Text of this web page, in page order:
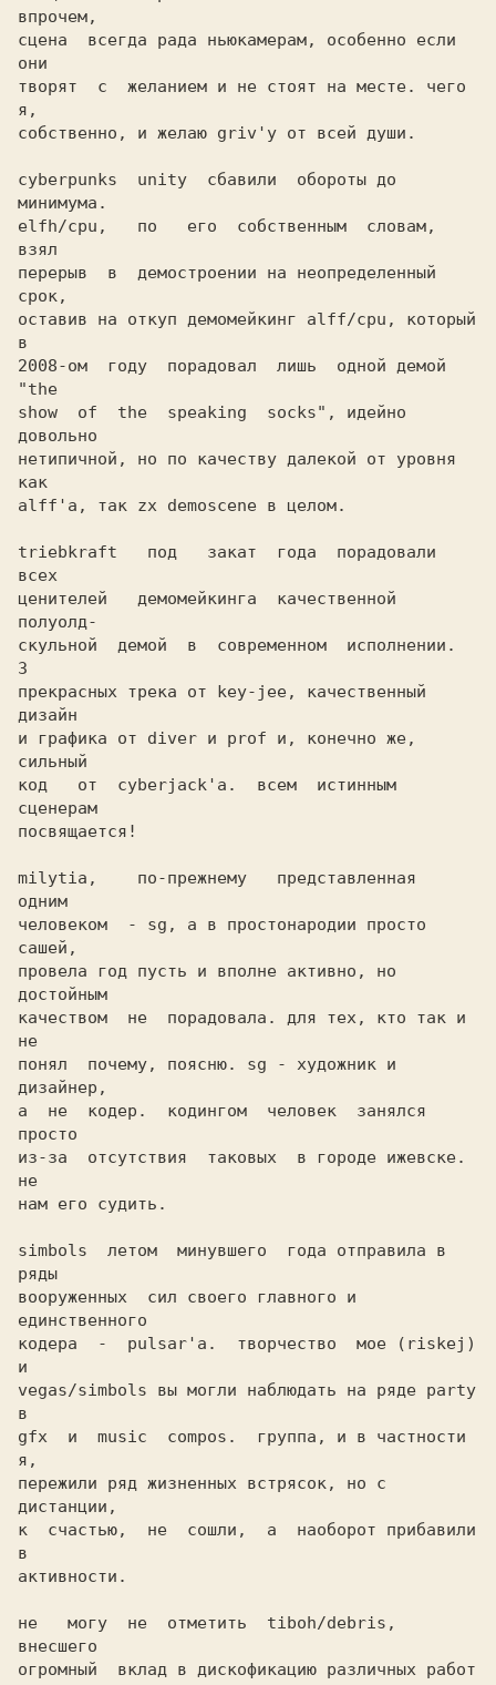
впрочем,
сцена  всегда рада ньюкамерам, особенно если
они
творят  с  желанием и не стоят на месте. чего
я,
собственно, и желаю griv'у от всей души.
cyberpunks  unity  сбавили  обороты до
минимума.
elfh/cpu,   по   его  собственным  словам,
взял
перерыв  в  демостроении на неопределенный
срок,
оставив на откуп демомейкинг alff/cpu, который
в
2008-ом  году  порадовал  лишь  одной демой
"the
show  of  the  speaking  socks", идейно
довольно
нетипичной, но по качеству далекой от уровня
как
alff'а, так zx demoscene в целом.
triebkraft   под   закат  года  порадовали
всех
ценителей   демомейкинга  качественной
полуолд-
скульной  демой  в  современном  исполнении.
3
прекрасных трека от key-jee, качественный
дизайн
и графика от diver и prof и, конечно же,
сильный
код   от  cyberjack'а.  всем  истинным
сценерам
посвящается!
milytia,    по-прежнему   представленная
одним
человеком  - sg, а в простонародии просто
сашей,
провела год пусть и вполне активно, но
достойным
качеством  не  порадовала. для тех, кто так и
не
понял  почему, поясню. sg - художник и
дизайнер,
а  не  кодер.  кодингом  человек  занялся
просто
из-за  отсутствия  таковых  в городе ижевске.
не
нам его судить.
simbols  летом  минувшего  года отправила в
ряды
вооруженных  сил своего главного и
единственного
кодера  -  pulsar'а.  творчество  мое (riskej)
и
vegas/simbols вы могли наблюдать на ряде party
в
gfx  и  music  compos.  группа, и в частности
я,
пережили ряд жизненных встрясок, но с
дистанции,
к  счастью,  не  сошли,  а  наоборот прибавили
в
активности.
не   могу  не  отметить  tiboh/debris,
внесшего
огромный  вклад в дискофикацию различных работ